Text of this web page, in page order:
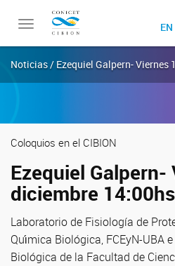
Toggle
EN
Noticias / Ezequiel Galpern- Viernes
Coloquios en el CIBION
Ezequiel Galpern-
diciembre 14:00hs
Laboratorio de Fisiología de
Quı́mica Biológica, FCEyN-UBA
Biológica de la Facultad de